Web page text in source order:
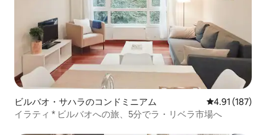
ビルバオ・サハラのコンドミニアム レビュー187
4.91 (187)
イラティ * ビルバオへの旅、5分でラ・リベラ市場へ